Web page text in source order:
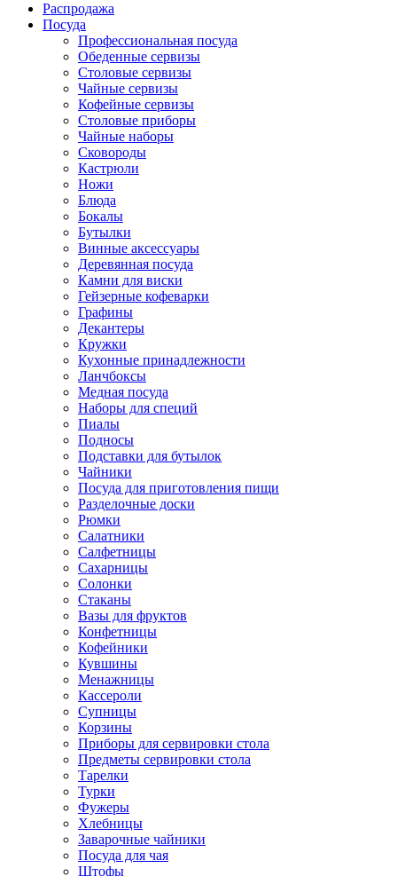
Распродажа
Посуда
Профессиональная посуда
Обеденные сервизы
Столовые сервизы
Чайные сервизы
Кофейные сервизы
Столовые приборы
Чайные наборы
Сковороды
Кастрюли
Ножи
Блюда
Бокалы
Бутылки
Винные аксессуары
Деревянная посуда
Камни для виски
Гейзерные кофеварки
Графины
Декантеры
Кружки
Кухонные принадлежности
Ланчбоксы
Медная посуда
Наборы для специй
Пиалы
Подносы
Подставки для бутылок
Чайники
Посуда для приготовления пищи
Разделочные доски
Рюмки
Салатники
Салфетницы
Сахарницы
Солонки
Стаканы
Вазы для фруктов
Конфетницы
Кофейники
Кувшины
Менажницы
Кассероли
Супницы
Корзины
Приборы для сервировки стола
Предметы сервировки стола
Тарелки
Турки
Фужеры
Хлебницы
Заварочные чайники
Посуда для чая
Штофы